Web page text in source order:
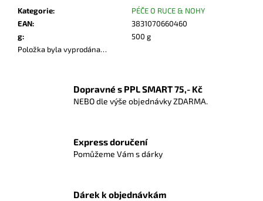
Kategorie:
PÉČE O RUCE & NOHY
EAN:
3831070660460
g:
500 g
Položka byla vyprodána…
Dopravné s PPL SMART 75,- Kč
NEBO dle výše objednávky ZDARMA.
Express doručení
Pomůžeme Vám s dárky
Dárek k objednávkám